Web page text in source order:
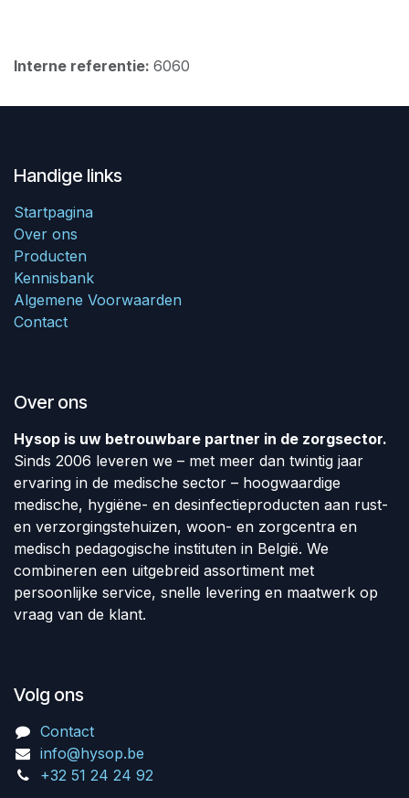
Interne referentie: 6060
Handige links
Startpagina
Over ons
Producten
Kennisbank
Algemene Voorwaarden
Contact
Over ons
Hysop is uw betrouwbare partner in de zorgsector.
Sinds 2006 leveren we – met meer dan twintig jaar
ervaring in de medische sector – hoogwaardige
medische, hygiëne- en desinfectieproducten aan rust-
en verzorgingstehuizen, woon- en zorgcentra en
medisch pedagogische instituten in België. We
combineren een uitgebreid assortiment met
persoonlijke service, snelle levering en maatwerk op
vraag van de klant.
Volg ons
Contact
info@hysop.be
+32 51 24 24 92